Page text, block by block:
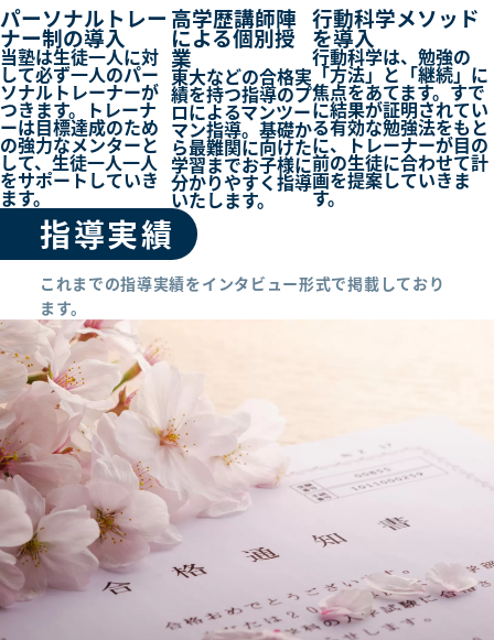
パーソナルトレー
ナー制の導入
当塾は生徒一人に対
して必ず一人のパー
ソナルトレーナーが
つきます。トレーナ
ーは目標達成のため
の強力なメンターと
して、生徒一人一人
をサポートしていき
ます。
高学歴講師陣
による個別授
業
東大などの合格実
績を持つ指導のプ
ロによるマンツー
マン指導。基礎か
ら最難関に向けた
学習までお子様に
分かりやすく指導
いたします。
行動科学メソッド
を導入
行動科学は、勉強の
「方法」と「継続」に
焦点をあてます。すで
に結果が証明されてい
る有効な勉強法をもと
に、トレーナーが目の
前の生徒に合わせて計
画を提案していきま
す。
指導実績
これまでの指導実績をインタビュー形式で掲載しており
ます。